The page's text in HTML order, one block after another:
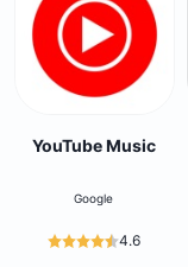
YouTube Music
Google
4.6